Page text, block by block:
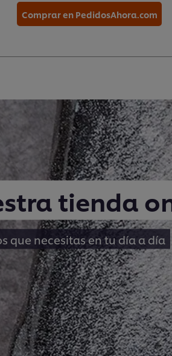
Comprar en PedidosAhora.com
tienda
que necesitas en tu día a día